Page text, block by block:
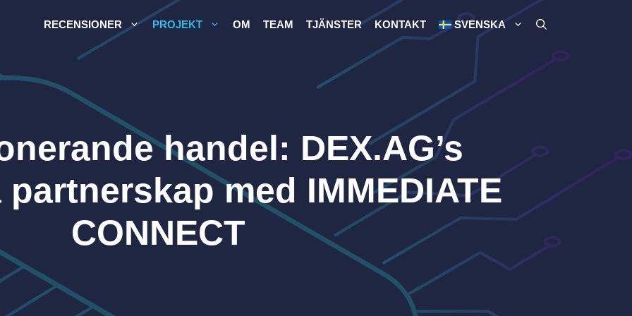
RECENSIONER PROJEKT OM TEAM TJÄNSTER KONTAKT SVENSKA
handel: DEX.AG’s
med IMMEDIATE
CONNECT